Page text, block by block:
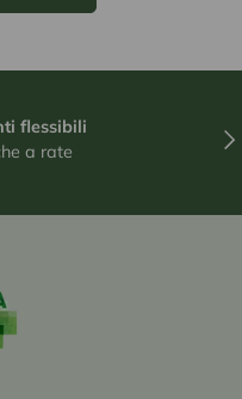
flessibili
a rate